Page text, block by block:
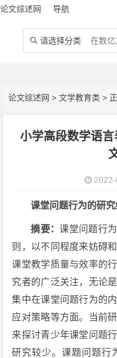
论文综述网 导航
 请选择分类
论文综述网 >文学教育类 >
小学高段数学语
2022-
课堂问题行为的研
摘要：课堂问题行
则，以不同程度来妨碍
课堂教学质量与效率的
究者的广泛关注，无论
集中在课堂问题行为的
应对策略等方面。当前
来探讨青少年课堂问题
研究较少。课题问题行